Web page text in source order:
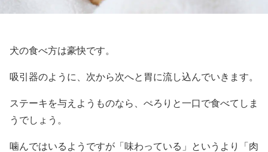
犬の食べ方は豪快です。
吸引器のように、次から次へと胃に流し込んでいきます。
ステーキを与えようものなら、ぺろりと一口で食べてしま
うでしょう。
噛んではいるようですが「味わっている」というより「肉